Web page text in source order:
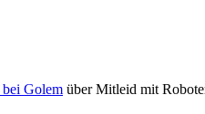
Golem über Mitleid mit